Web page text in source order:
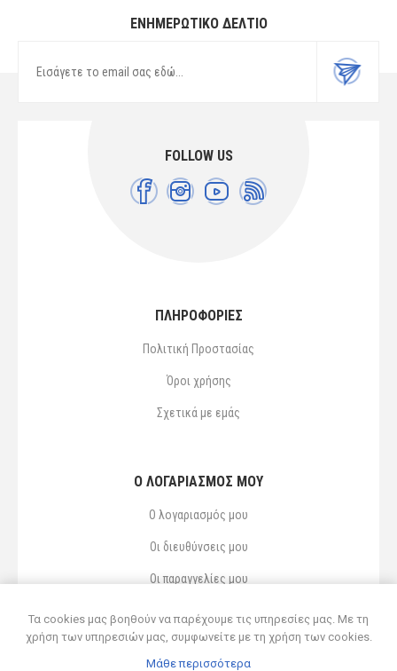
ΕΝΗΜΕΡΩΤΙΚΌ ΔΕΛΤΊΟ
FOLLOW US
ΠΛΗΡΟΦΟΡΙΕΣ
Πολιτική Προστασίας
Όροι χρήσης
Σχετικά με εμάς
Ο ΛΟΓΑΡΙΑΣΜΌΣ ΜΟΥ
Ο λογαριασμός μου
Οι διευθύνσεις μου
Οι παραγγελίες μου
Τα cookies μας βοηθούν να παρέχουμε τις υπηρεσίες μας. Με τη
χρήση των υπηρεσιών μας, συμφωνείτε με τη χρήση των cookies.
Μάθε περισσότερα